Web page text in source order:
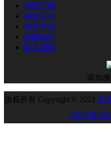
销毁范围
服务流程
销毁方式
新闻动态
联系我们
添加
版权所有 Copyright © 2023 北
京ICP备